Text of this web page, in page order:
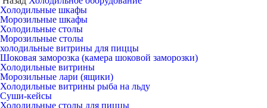
Холодильные шкафы
Морозильные шкафы
Холодильные столы
Морозильные столы
холодильные витрины для пиццы
Шоковая заморозка (камера шоковой заморозки)
Холодильные витрины
Морозильные лари (ящики)
Холодильные витрины рыба на льду
Суши-кейсы
Холодильные столы для пиццы